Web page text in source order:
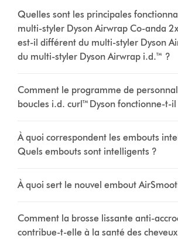
Quelles sont les principales
multi-styler Dyson Airwrap Co-anda
est-il différent du multi-styler Dyson
du multi-styler Dyson Airwrap i.d.™ ?
Comment le programme de
boucles i.d. curl™ Dyson fonctionne-t-il
À quoi correspondent les embouts
Quels embouts sont intelligents ?
À quoi sert le nouvel embout
Comment la brosse lissante anti-
contribue-t-elle à la santé des